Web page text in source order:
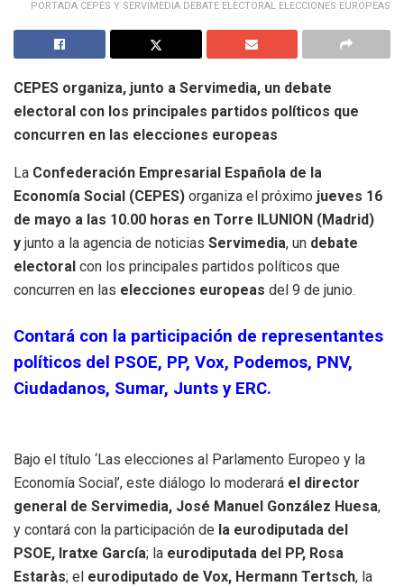
PORTADA CEPES Y SERVIMEDIA DEBATE ELECTORAL ELECCIONES EUROPEAS
CEPES organiza, junto a Servimedia, un debate
electoral con los principales partidos políticos que
concurren en las elecciones europeas
La Confederación Empresarial Española de la
Economía Social (CEPES) organiza el próximo jueves 16
de mayo a las 10.00 horas en Torre ILUNION (Madrid)
y junto a la agencia de noticias Servimedia, un debate
electoral con los principales partidos políticos que
concurren en las elecciones europeas del 9 de junio.
Contará con la participación de representantes
políticos del PSOE, PP, Vox, Podemos, PNV,
Ciudadanos, Sumar, Junts y ERC.
Bajo el título ‘Las elecciones al Parlamento Europeo y la
Economía Social’, este diálogo lo moderará el director
general de Servimedia, José Manuel González Huesa,
y contará con la participación de la eurodiputada del
PSOE, Iratxe García; la eurodiputada del PP, Rosa
Estaràs; el eurodiputado de Vox, Hermann Tertsch, la